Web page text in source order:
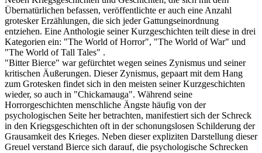
Übernatürlichen befassen, veröffentlichte er auch eine Anzahl
grotesker Erzählungen, die sich jeder Gattungseinordnung
entziehen. Eine Anthologie seiner Kurzgeschichten teilt diese in drei
Kategorien ein: "The World of Horror", "The World of War" und
"The World of Tall Tales" .
"Bitter Bierce" war gefürchtet wegen seines Zynismus und seiner
kritischen Äußerungen. Dieser Zynismus, gepaart mit dem Hang
zum Grotesken findet sich in den meisten seiner Kurzgeschichten
wieder, so auch in "Chickamauga". Während seine
Horrorgeschichten menschliche Ängste häufig von der
psychologischen Seite her betrachten, manifestiert sich der Schreck
in den Kriegsgeschichten oft in der schonungslosen Schilderung der
Grausamkeit des Krieges. Neben dieser expliziten Darstellung dieser
Greuel verstand Bierce sich darauf, die psychologische Schrecken